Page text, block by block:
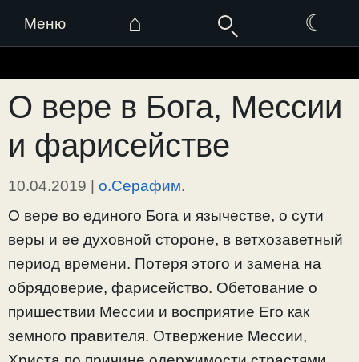
Меню ⌂ ☾
к
содержимому
О вере в Бога, Мессии
и фарисействе
10.04.2019 | о.Серафим.
О вере во единого Бога и язычестве, о сути
веры и ее духовной стороне, в ветхозаветный
период времени. Потеря этого и замена на
обрядоверие, фарисейство. Обетование о
пришествии Мессии и восприятие Его как
земного правителя. Отвержение Мессии,